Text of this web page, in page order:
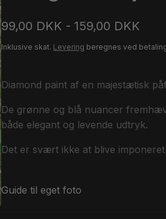
99,00 DKK - 159,00 DKK
Inklusive skat. Levering beregnes ved
Diamond paint af en majestætisk
De grønne og blå nuancer
både elegant og levende udtryk.
Det er svært ikke at blive
Guide til eget foto